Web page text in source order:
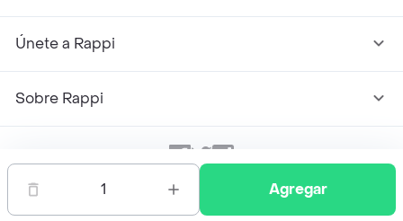
1 Agregar
Únete a Rappi
Sobre Rappi
Facebook
TwitterInstagram
2026 Rappi Inc. All rights reserved.